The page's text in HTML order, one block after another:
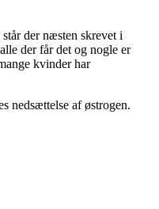
der næsten skrevet i
der får det og nogle er
kvinder har
nedsættelse af østrogen.